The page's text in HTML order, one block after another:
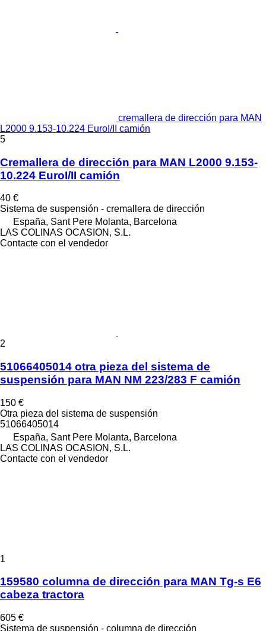
cremallera de dirección para MAN
L2000 9.153-10.224 EuroI/II camión
5
Cremallera de dirección para MAN L2000 9.153-
10.224 EuroI/II camión
40 €
Sistema de suspensión - cremallera de dirección
España, Sant Pere Molanta, Barcelona
LAS COLINAS OCASION, S.L.
Contacte con el vendedor
2
51066405014 otra pieza del sistema de
suspensión para MAN NM 223/283 F camión
150 €
Otra pieza del sistema de suspensión
51066405014
España, Sant Pere Molanta, Barcelona
LAS COLINAS OCASION, S.L.
Contacte con el vendedor
1
159580 columna de dirección para MAN Tg-s E6
cabeza tractora
605 €
Sistema de suspensión - columna de dirección